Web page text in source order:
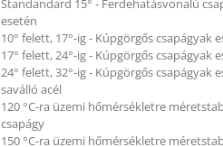
Standandard 15° - Ferdehatásvonalú
esetén
10° felett, 17°-ig - Kúpgörgős csapágyak
17° felett, 24°-ig - Kúpgörgős csapágyak
24° felett, 32°-ig - Kúpgörgős csapágyak
saválló acél
120 °C-ra üzemi hőmérsékletre
csapágy
150 °C-ra üzemi hőmérsékletre